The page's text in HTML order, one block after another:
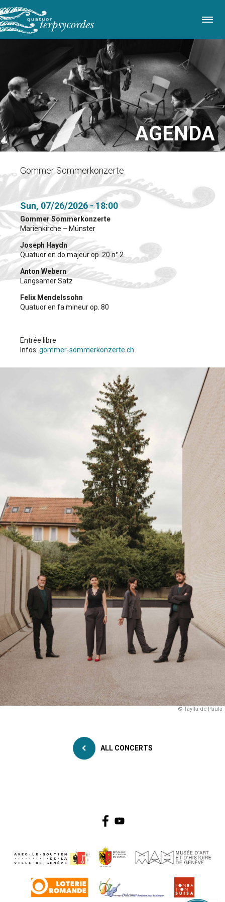
to
main
content
AGENDA
Gommer Sommerkonzerte
Sun, 07/26/2026 - 18:00
Gommer Sommerkonzerte
Marienkirche – Münster
Joseph Haydn
Quatuor en do majeur op. 20 n° 2
Anton Webern
Langsamer Satz
Felix Mendelssohn
Quatuor en fa mineur op. 80
Entrée libre
Infos: gommer-sommerkonzerte.ch
© Taylla de Paula
ALL CONCERTS